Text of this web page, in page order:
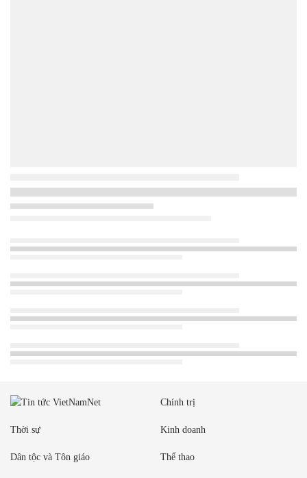
Chính trị
Thời sự Kinh doanh
Dân tộc và Tôn giáo Thể thao